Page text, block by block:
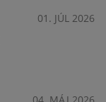
01. JÚL 2026